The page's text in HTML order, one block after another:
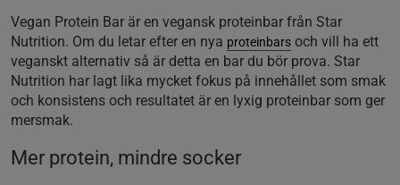
Vegan Protein Bar är en vegansk proteinbar från Star
Nutrition. Om du letar efter en nya proteinbars och vill ha ett
veganskt alternativ så är detta en bar du bör prova. Star
Nutrition har lagt lika mycket fokus på innehållet som smak
och konsistens och resultatet är en lyxig proteinbar som ger
mersmak.
Mer protein, mindre socker